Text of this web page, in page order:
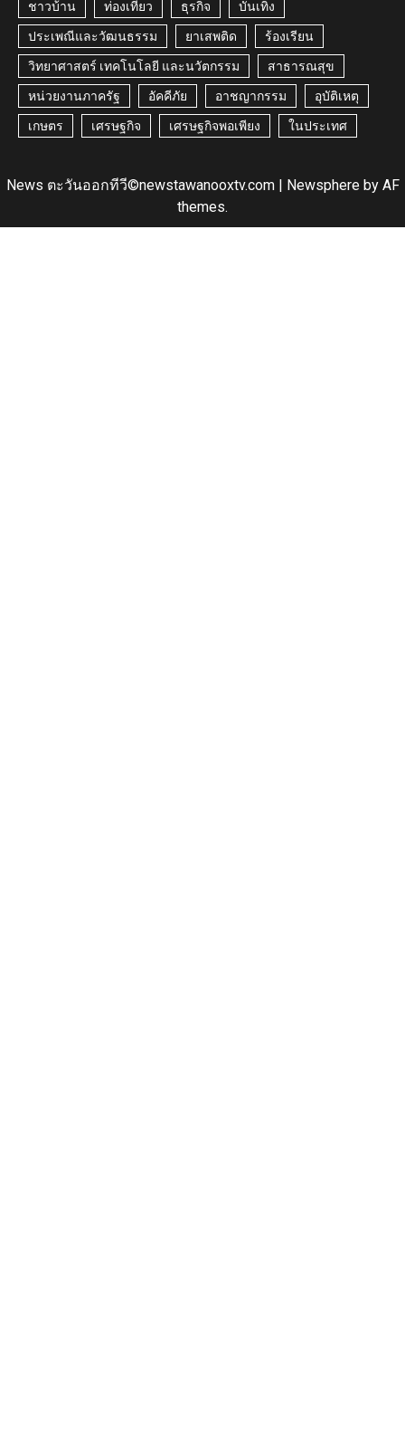
ชาวบ้าน ท่องเที่ยว ธุรกิจ บันเทิง
ประเพณีและวัฒนธรรม ยาเสพติด ร้องเรียน
วิทยาศาสตร์ เทคโนโลยี และนวัตกรรม สาธารณสุข
หน่วยงานภาครัฐ อัคคีภัย อาชญากรรม อุบัติเหตุ
เกษตร เศรษฐกิจ เศรษฐกิจพอเพียง ในประเทศ
News ตะวันออกทีวี©newstawanooxtv.com | Newsphereby AF
themes.